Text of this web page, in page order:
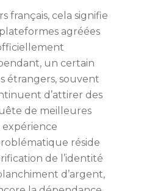
français, cela signifie
agréées
un certain
étrangers, souvent
d’attirer des
de meilleures
expérience
réside
de l’identité
d’argent,